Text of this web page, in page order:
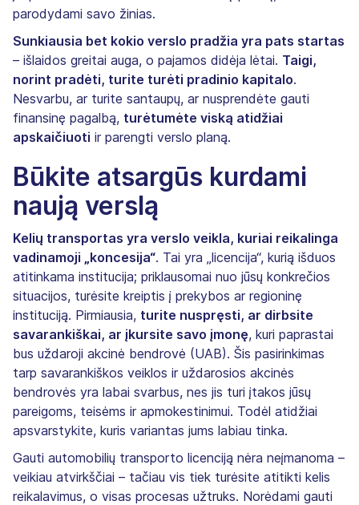
parodydami savo žinias.
Sunkiausia bet kokio verslo pradžia yra pats startas
– išlaidos greitai auga, o pajamos didėja lėtai. Taigi,
norint pradėti, turite turėti pradinio kapitalo.
Nesvarbu, ar turite santaupų, ar nusprendėte gauti
finansinę pagalbą, turėtumėte viską atidžiai
apskaičiuoti ir parengti verslo planą.
Būkite atsargūs kurdami
naują verslą
Kelių transportas yra verslo veikla, kuriai reikalinga
vadinamoji „koncesija“. Tai yra „licencija“, kurią išduos
atitinkama institucija; priklausomai nuo jūsų konkrečios
situacijos, turėsite kreiptis į prekybos ar regioninę
instituciją. Pirmiausia, turite nuspręsti, ar dirbsite
savarankiškai, ar įkursite savo įmonę, kuri paprastai
bus uždaroji akcinė bendrovė (UAB). Šis pasirinkimas
tarp savarankiškos veiklos ir uždarosios akcinės
bendrovės yra labai svarbus, nes jis turi įtakos jūsų
pareigoms, teisėms ir apmokestinimui. Todėl atidžiai
apsvarstykite, kuris variantas jums labiau tinka.
Gauti automobilių transporto licenciją nėra neįmanoma –
veikiau atvirkščiai – tačiau vis tiek turėsite atitikti kelis
reikalavimus, o visas procesas užtruks. Norėdami gauti